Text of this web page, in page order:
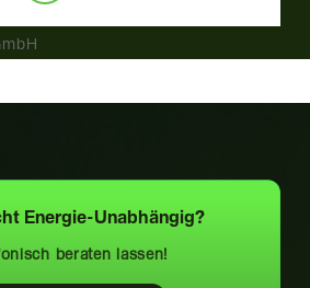
Energie-Unabhängig?
beraten lassen!